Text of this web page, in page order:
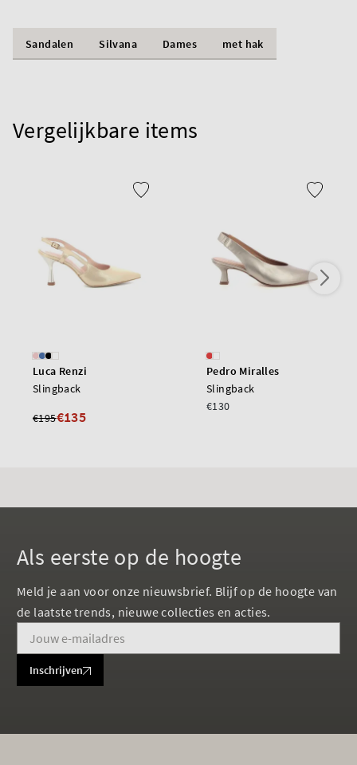
Sandalen Silvana Dames met hak
Vergelijkbare items
Luca Renzi
Slingback
€195€135
Pedro Miralles
Slingback
€130
Als eerste op de hoogte
Meld je aan voor onze nieuwsbrief. Blijf op de hoogte van
de laatste trends, nieuwe collecties en acties.
Inschrijven